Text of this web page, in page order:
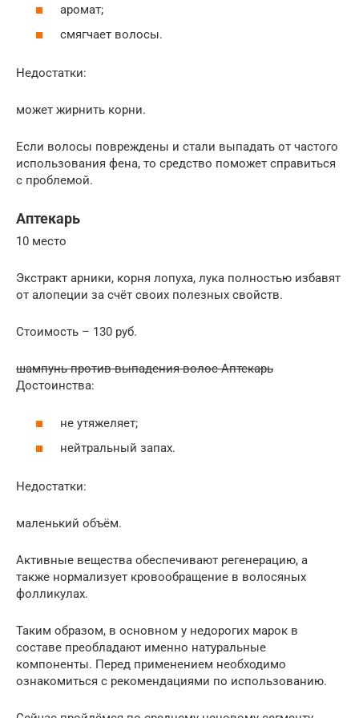
аромат;
смягчает волосы.
Недостатки:
может жирнить корни.
Если волосы повреждены и стали выпадать от частого
использования фена, то средство поможет справиться
с проблемой.
Аптекарь
10 место
Экстракт арники, корня лопуха, лука полностью избавят
от алопеции за счёт своих полезных свойств.
Стоимость – 130 руб.
шампунь против выпадения волос Аптекарь
Достоинства:
не утяжеляет;
нейтральный запах.
Недостатки:
маленький объём.
Активные вещества обеспечивают регенерацию, а
также нормализует кровообращение в волосяных
фолликулах.
Таким образом, в основном у недорогих марок в
составе преобладают именно натуральные
компоненты. Перед применением необходимо
ознакомиться с рекомендациями по использованию.